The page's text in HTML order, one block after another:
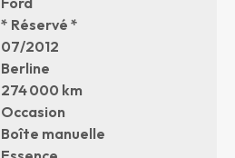
* Réservé *
07/2012
Berline
274 000 km
Occasion
Boîte manuelle